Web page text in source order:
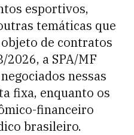
esportivos,
temáticas que
de contratos
2026, a SPA/MF
nessas
fixa, enquanto os
financeiro
brasileiro.